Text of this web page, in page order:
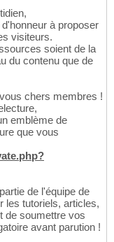
à proposer
visiteurs.
soient de la
du contenu que de
chers membres !
emblème de
que vous
de l'équipe de
les tutoriels, articles,
de soumettre vos
avant parution !